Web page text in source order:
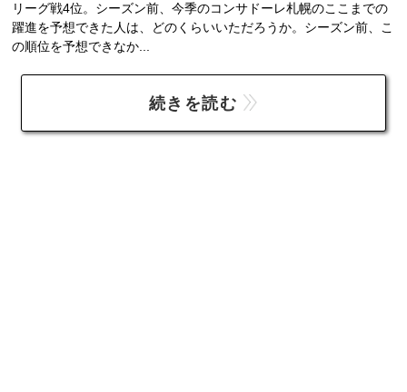
リーグ戦4位。シーズン前、今季のコンサドーレ札幌のここまでの
躍進を予想できた人は、どのくらいいただろうか。シーズン前、こ
の順位を予想できなか...
続きを読む